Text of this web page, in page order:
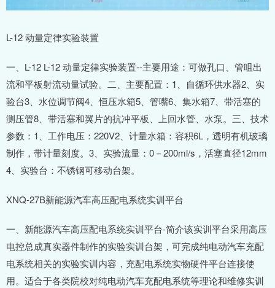
L-12 动量定律实验装置
一、L-12 L-12 动量定律实验装置--主要用途：可做孔口、管咀出
流和平板射流动量试验。二、主要配置：1、自循环供水器2、实
验台3、水位调节阀4、恒压水箱5、管嘴6、集水箱7、带活塞的
测压管8、带活塞和翼片的抗冲平板、上回水管、水泵。三、技术
参数：1、工作电压：220V2、计量水箱：容积6L，透明有机玻璃
制作，带计量刻度。3、实验流量：0－200ml/s，活塞直径12mm
4、实验台：不锈钢可移动台架。
XNQ-27B新能源汽车高压配电系统实训平台
一、新能源汽车高压配电系统实训平台-简介该实训平台采用高压
电控总成真实器件制作的实验实训台架，可完成纯电动汽车充配
电系统相关的实验实训内容，充配电系统实物硬件平台连接使
用。适合于各类院校对纯电动汽车充配电系统等理论和维修实训